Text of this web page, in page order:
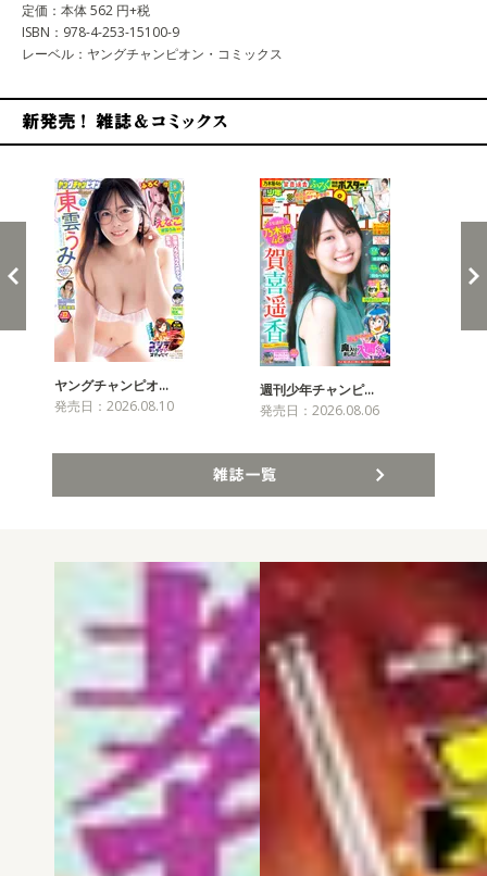
定価：本体 562 円+税
ISBN：978-4-253-15100-9
レーベル：ヤングチャンピオン・コミックス
ヤングチャンピオ…
発売日：2026.08.10
週刊少年チャンピ…
発売日：2026.08.06